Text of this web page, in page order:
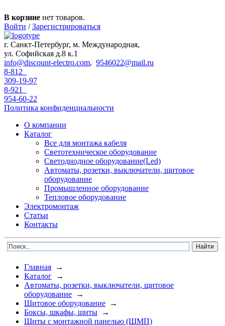
В корзине нет товаров.
Войти / Зарегистрироваться
г. Санкт-Петербург, м. Международная,
ул. Софийская д.8 к.1
info@discount-electro.com, 9546022@mail.ru
8-812
309-19-97
8-921
954-60-22
Политика конфиденциальности
О компании
Каталог
Все для монтажа кабеля
Светотехническое оборудование
Светодиодное оборудование(Led)
Автоматы, розетки, выключатели, щитовое
оборудование
Промышленное оборудование
Тепловое оборудование
Электромонтаж
Статьи
Контакты
Главная →
Каталог →
Автоматы, розетки, выключатели, щитовое
оборудование →
Щитовое оборудование →
Боксы, шкафы, щиты →
Щиты с монтажной панелью (ЩМП)